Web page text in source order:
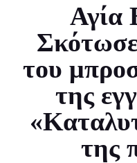
Αγία
του
της
της